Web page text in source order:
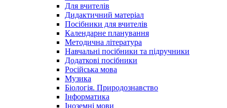
Для вчителів
Дидактичний матеріал
Посібники для вчителів
Календарне планування
Методична література
Навчальні посібники та підручники
Додаткові посібники
Російська мова
Музика
Біологія. Природознавство
Інформатика
Іноземні мови